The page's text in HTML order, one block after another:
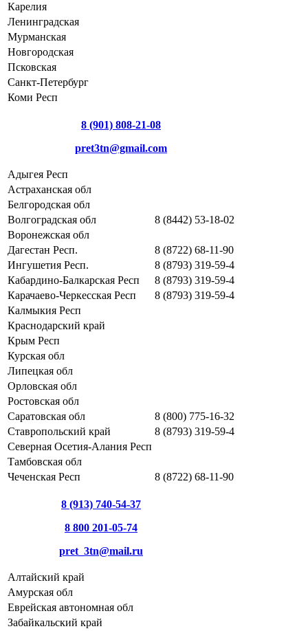
Карелия
Ленинградская
Мурманская
Новгородская
Псковская
Санкт-Петербург
Коми Респ
8 (901) 808-21-08
pret3tn@gmail.com
Адыгея Респ
Астраханская обл
Белгородская обл
Волгоградская обл
8 (8442) 53-18-02
Воронежская обл
Дагестан Респ.
8 (8722) 68-11-90
Ингушетия Респ.
8 (8793) 319-59-4
Кабардино-Балкарская Респ
8 (8793) 319-59-4
Карачаево-Черкесская Респ
8 (8793) 319-59-4
Калмыкия Респ
Краснодарский край
Крым Респ
Курская обл
Липецкая обл
Орловская обл
Ростовская обл
Саратовская обл
8 (800) 775-16-32
Ставропольский край
8 (8793) 319-59-4
Северная Осетия-Алания Респ
Тамбовская обл
Чеченская Респ
8 (8722) 68-11-90
8 (913) 740-54-37
8 800 201-05-74
pret_3tn@mail.ru
Алтайский край
Амурская обл
Еврейская автономная обл
Забайкальский край